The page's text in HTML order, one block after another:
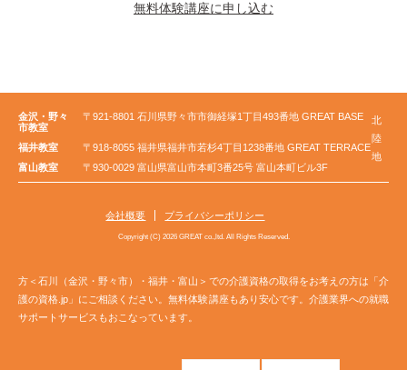
無料体験講座に申し込む
金沢・野々
市教室
〒921-8801 石川県野々市市御経塚1丁目493番地 GREAT BASE
福井教室
〒918-8055 福井県福井市若杉4丁目1238番地 GREAT TERRACE
富山教室
〒930-0029 富山県富山市本町3番25号 富山本町ビル3F
会社概要 プライバシーポリシー
Copyright (C) 2026 GREAT co.,ltd. All Rights Reserved.
北
陸
地
方＜石川（金沢・野々市）・福井・富山＞での介護資格の取得をお考えの方は「介
護の資格.jp」にご相談ください。無料体験講座もあり安心です。介護業界への就職
サポートサービスもおこなっています。